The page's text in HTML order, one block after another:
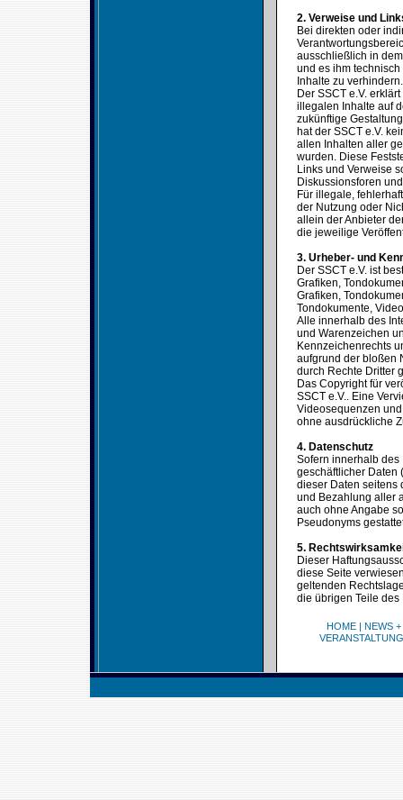
2. Verweise und
Bei direkten oder
ausschließlich in
und es ihm
Inhalte zu verhindern.
Der SSCT e.V.
illegalen Inhalte auf
zukünftige
hat der SSCT e.V.
allen Inhalten aller
wurden. Diese
Links und Verweise
Diskussionsforen
Für illegale,
der Nutzung oder
allein der Anbieter
die jeweilige
3. Urheber- und
Der SSCT e.V. ist
Grafiken,
Grafiken,
Tondokumente,
Alle innerhalb des
und Warenzeichen
Kennzeichenrechts
aufgrund der bloßen
durch Rechte Dritter
Das Copyright für
SSCT e.V.. Eine
Videosequenzen
ohne ausdrückliche
4. Datenschutz
Sofern innerhalb
geschäftlicher Daten
dieser Daten seitens
und Bezahlung aller
auch ohne Angabe
Pseudonyms
5.
Dieser
diese Seite
geltenden
die übrigen Teile
HOME| NEWS